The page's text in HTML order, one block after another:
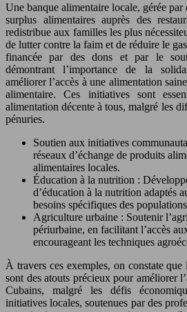
Une banque alimentaire locale, gérée par
surplus alimentaires auprès des
redistribue aux familles les plus
de lutter contre la faim et de réduire le
financée par des dons et par le
démontrant l’importance de la
améliorer l’accès à une alimentation
alimentaire. Ces initiatives sont
alimentation décente à tous, malgré les
pénuries.
Soutien aux initiatives
réseaux d’échange de produits
alimentaires locales.
Éducation à la nutrition :
d’éducation à la nutrition adaptés
besoins spécifiques des
Agriculture urbaine : Soutenir
périurbaine, en facilitant l’accès
encourageant les techniques
À travers ces exemples, on constate
sont des atouts précieux pour améliorer
Cubains, malgré les défis
initiatives locales, soutenues par des